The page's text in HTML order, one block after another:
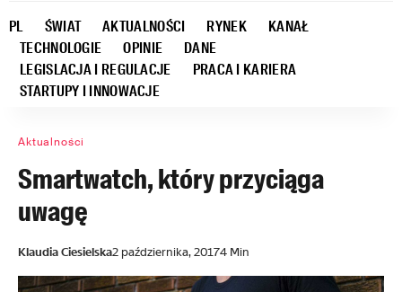
PL ŚWIAT AKTUALNOŚCI RYNEK
KANAŁ
TECHNOLOGIE
OPINIE
DANE
LEGISLACJA I REGULACJE
PRACA I KARIERA
STARTUPY I INNOWACJE
Aktualności
Smartwatch, który przyciąga
uwagę
Klaudia Ciesielska2 października, 20174 Min